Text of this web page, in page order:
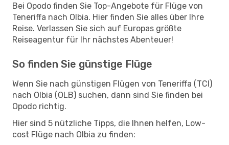
Bei Opodo finden Sie Top-Angebote für Flüge von
Teneriffa nach Olbia. Hier finden Sie alles über Ihre
Reise. Verlassen Sie sich auf Europas größte
Reiseagentur für Ihr nächstes Abenteuer!
So finden Sie günstige Flüge
Wenn Sie nach günstigen Flügen von Teneriffa (TCI)
nach Olbia (OLB) suchen, dann sind Sie finden bei
Opodo richtig.
Hier sind 5 nützliche Tipps, die Ihnen helfen, Low-
cost Flüge nach Olbia zu finden: